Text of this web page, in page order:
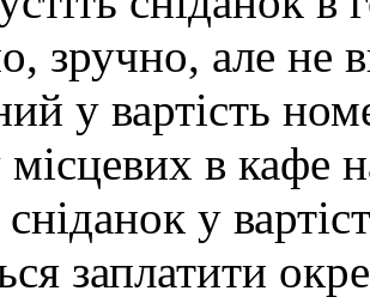
зручно, але не
у вартість
в кафе
у
заплатити